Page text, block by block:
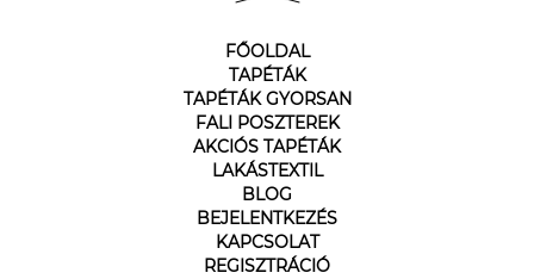
FŐOLDAL
TAPÉTÁK
TAPÉTÁK GYORSAN
FALI POSZTEREK
AKCIÓS TAPÉTÁK
LAKÁSTEXTIL
BLOG
BEJELENTKEZÉS
KAPCSOLAT
REGISZTRÁCIÓ